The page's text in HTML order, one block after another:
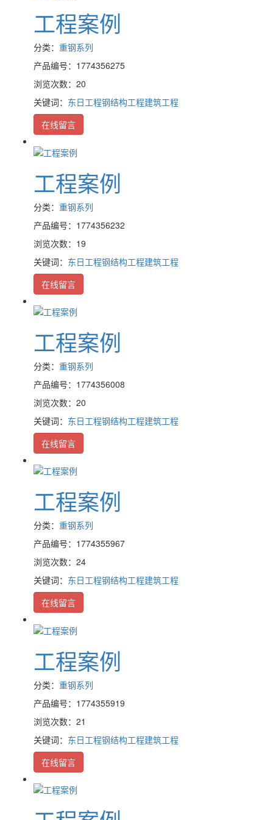
工程案例
分类： 重钢系列
产品编号：1774356275
浏览次数：20
关键词： 东日工程钢结构工程建筑工程
在线留言
工程案例
分类： 重钢系列
产品编号：1774356232
浏览次数：19
关键词： 东日工程钢结构工程建筑工程
在线留言
工程案例
分类： 重钢系列
产品编号：1774356008
浏览次数：20
关键词： 东日工程钢结构工程建筑工程
在线留言
工程案例
分类： 重钢系列
产品编号：1774355967
浏览次数：24
关键词： 东日工程钢结构工程建筑工程
在线留言
工程案例
分类： 重钢系列
产品编号：1774355919
浏览次数：21
关键词： 东日工程钢结构工程建筑工程
在线留言